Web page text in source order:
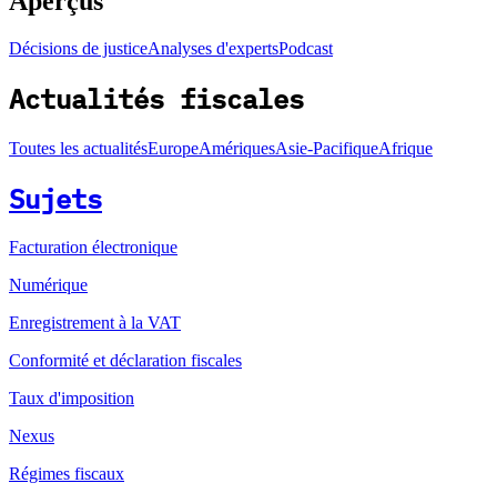
Décisions de justiceAnalyses d'expertsPodcast
Actualités fiscales
Toutes les actualitésEuropeAmériquesAsie-PacifiqueAfrique
Sujets
Facturation électronique
Numérique
Enregistrement à la VAT
Conformité et déclaration fiscales
Taux d'imposition
Nexus
Régimes fiscaux